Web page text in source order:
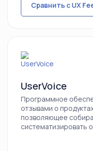
Сравнить с UX
UserVoice
Программное
отзывами о
позволяющее
систематизировать